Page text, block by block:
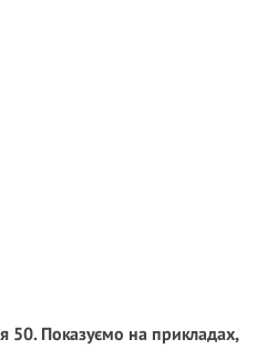
50. Показуємо на прикладах,